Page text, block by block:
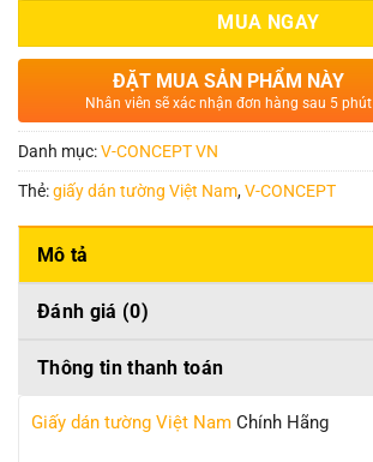
MUA NGAY
ĐẶT MUA SẢN PHẨM NÀY
Nhân viên sẽ xác nhận đơn hàng sau 5 phút
Danh mục:V-CONCEPT VN
Thẻ:giấy dán tường Việt Nam,V-CONCEPT
Mô tả
Đánh giá (0)
Thông tin thanh toán
Giấy dán tường Việt Nam Chính Hãng